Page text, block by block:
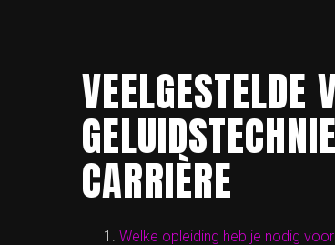
VEELGESTELDE
CARRIÈRE
Welke opleiding heb je nodig